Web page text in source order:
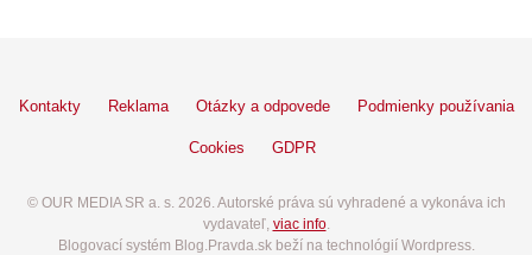
Kontakty Reklama Otázky a odpovede Podmienky používania
Cookies GDPR
© OUR MEDIA SR a. s. 2026. Autorské práva sú vyhradené a vykonáva ich
vydavateľ, viac info.
Blogovací systém Blog.Pravda.sk beží na technológií Wordpress.